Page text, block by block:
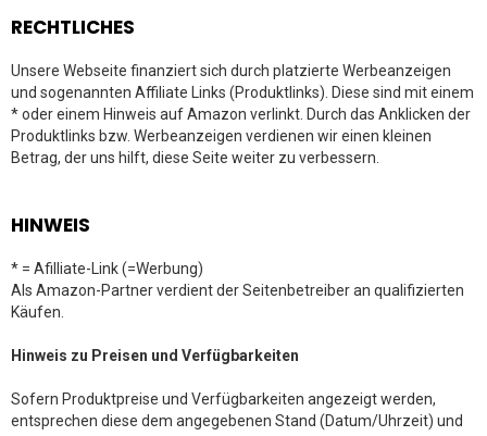
RECHTLICHES
Unsere Webseite finanziert sich durch platzierte Werbeanzeigen
und sogenannten Affiliate Links (Produktlinks). Diese sind mit einem
* oder einem Hinweis auf Amazon verlinkt. Durch das Anklicken der
Produktlinks bzw. Werbeanzeigen verdienen wir einen kleinen
Betrag, der uns hilft, diese Seite weiter zu verbessern.
HINWEIS
* = Afilliate-Link (=Werbung)
Als Amazon-Partner verdient der Seitenbetreiber an qualifizierten
Käufen.
Hinweis zu Preisen und Verfügbarkeiten
Sofern Produktpreise und Verfügbarkeiten angezeigt werden,
entsprechen diese dem angegebenen Stand (Datum/Uhrzeit) und